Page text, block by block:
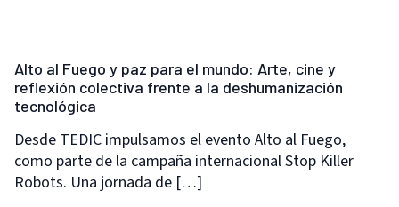
Alto al Fuego y paz para el mundo: Arte, cine y
reflexión colectiva frente a la deshumanización
tecnológica
Desde TEDIC impulsamos el evento Alto al Fuego,
como parte de la campaña internacional Stop Killer
Robots. Una jornada de […]